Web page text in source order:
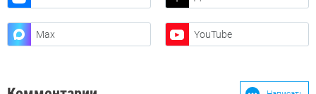
Max YouTube